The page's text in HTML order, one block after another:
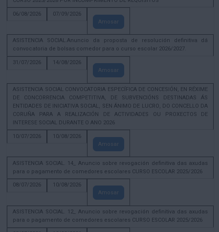
06/08/2026
07/09/2026
Amosar
ASISTENCIA SOCIAL.Anuncio da proposta de resolución definitiva dá
convocatoria de bolsas comedor para o curso escolar 2026/2027.
31/07/2026
14/08/2026
Amosar
ASISTENCIA SOCIAL CONVOCATORIA ESPECÍFICA DE CONCESIÓN, EN RÉXIME
DE CONCORRENCIA COMPETITIVA, DE SUBVENCIÓNS DESTINADAS ÁS
ENTIDADES DE INICIATIVA SOCIAL, SEN ÁNIMO DE LUCRO, DO CONCELLO DA
CORUÑA PARA A REALIZACIÓN DE ACTIVIDADES OU PROXECTOS DE
INTERESE SOCIAL DURANTE O ANO 2026
10/07/2026
10/08/2026
Amosar
ASISTENCIA SOCIAL. 14_ Anuncio sobre revogación definitiva das axudas
para o pagamento de comedores escolares CURSO ESCOLAR 2025/2026
08/07/2026
10/08/2026
Amosar
ASISTENCIA SOCIAL. 12_ Anuncio sobre revogación definitiva das axudas
para o pagamento de comedores escolares CURSO ESCOLAR 2025/2026